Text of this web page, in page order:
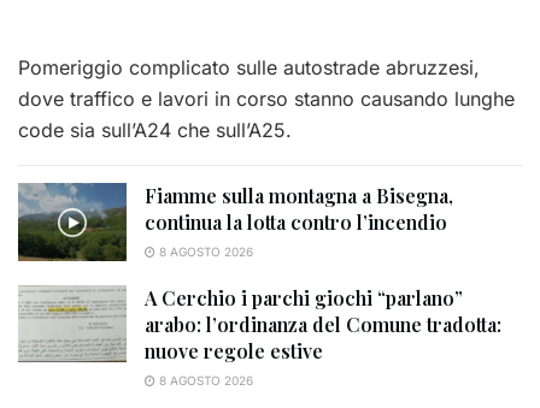
Pomeriggio complicato sulle autostrade abruzzesi,
dove traffico e lavori in corso stanno causando lunghe
code sia sull’A24 che sull’A25.
Fiamme sulla montagna a Bisegna,
continua la lotta contro l’incendio
8 AGOSTO 2026
A Cerchio i parchi giochi “parlano”
arabo: l’ordinanza del Comune tradotta:
nuove regole estive
8 AGOSTO 2026